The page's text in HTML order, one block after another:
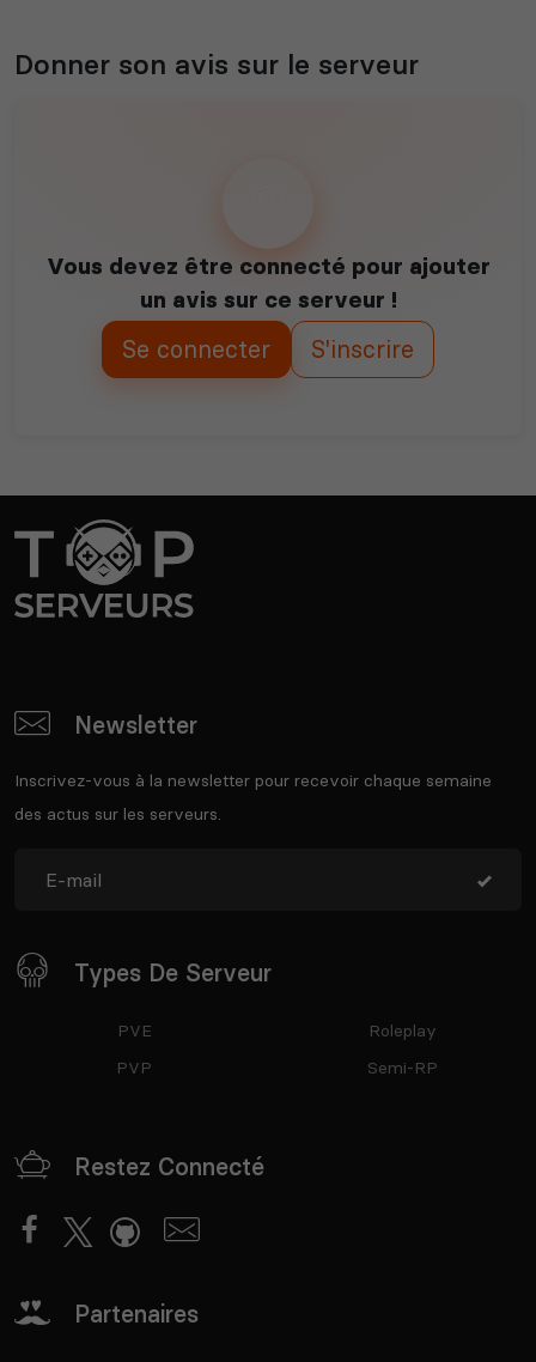
Donner son avis sur le serveur
Vous devez être connecté pour ajouter
un avis sur ce serveur !
Se connecter S'inscrire
Newsletter
Inscrivez-vous à la newsletter pour recevoir chaque semaine
des actus sur les serveurs.
Types De Serveur
PVE
PVP
Roleplay
Semi-RP
Restez Connecté
Partenaires